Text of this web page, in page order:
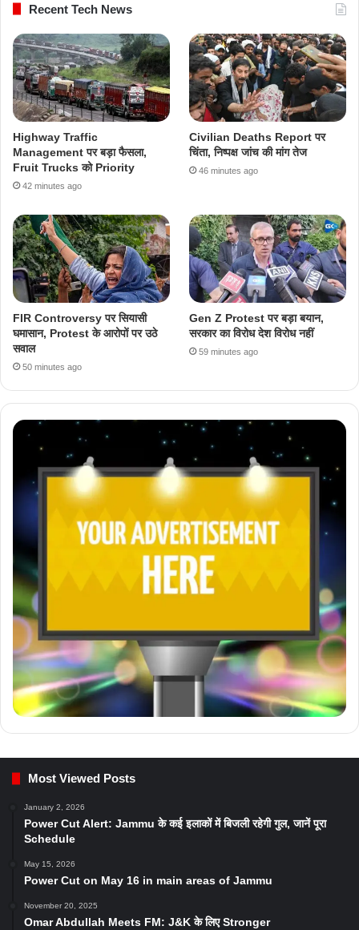
Recent Tech News
Highway Traffic
Management पर बड़ा फैसला,
Fruit Trucks को Priority
42 minutes ago
Civilian Deaths Report पर
चिंता, निष्पक्ष जांच की मांग तेज
46 minutes ago
FIR Controversy पर सियासी
घमासान, Protest के आरोपों पर उठे
सवाल
50 minutes ago
Gen Z Protest पर बड़ा बयान,
सरकार का विरोध देश विरोध नहीं
59 minutes ago
Most Viewed Posts
January 2, 2026
Power Cut Alert: Jammu के कई इलाकों में बिजली रहेगी गुल, जानें पूरा
Schedule
May 15, 2026
Power Cut on May 16 in main areas of Jammu
November 20, 2025
Omar Abdullah Meets FM: J&K के लिए Stronger